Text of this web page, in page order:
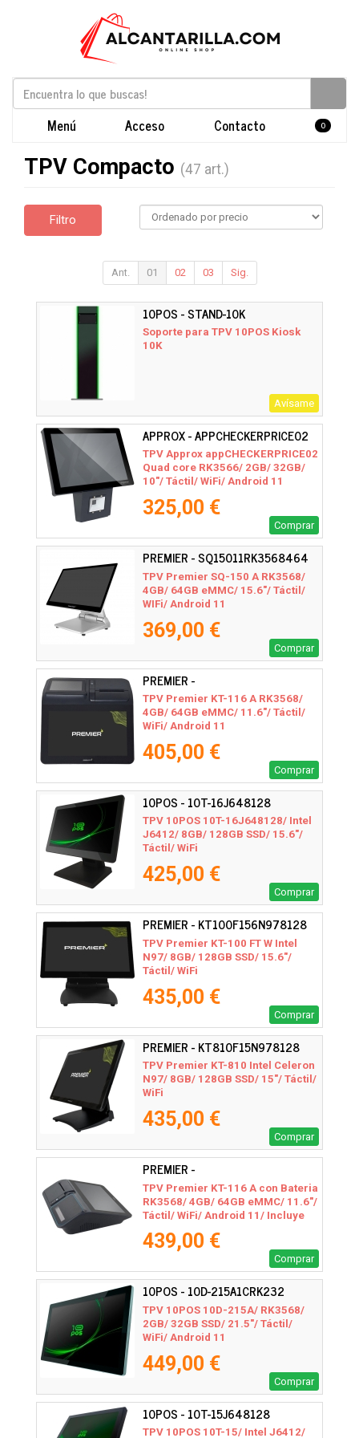
Menú Acceso Contacto 0
TPV Compacto (47 art.)
Filtro
Ant. 01 02 03 Sig.
10POS - STAND-10K
Soporte para TPV 10POS Kiosk
10K
Avísame
APPROX - APPCHECKERPRICE02
TPV Approx appCHECKERPRICE02
Quad core RK3566/ 2GB/ 32GB/
10"/ Táctil/ WiFi/ Android 11
325,00 €
Comprar
PREMIER - SQ15011RK3568464
TPV Premier SQ-150 A RK3568/
4GB/ 64GB eMMC/ 15.6"/ Táctil/
WIFi/ Android 11
369,00 €
Comprar
PREMIER -
KT116A11116RK356846480P5S
TPV Premier KT-116 A RK3568/
4GB/ 64GB eMMC/ 11.6"/ Táctil/
WiFi/ Android 11
405,00 €
Comprar
10POS - 10T-16J648128
TPV 10POS 10T-16J648128/ Intel
J6412/ 8GB/ 128GB SSD/ 15.6"/
Táctil/ WiFi
425,00 €
Comprar
PREMIER - KT100F156N978128
TPV Premier KT-100 FT W Intel
N97/ 8GB/ 128GB SSD/ 15.6"/
Táctil/ WiFi
435,00 €
Comprar
PREMIER - KT810F15N978128
TPV Premier KT-810 Intel Celeron
N97/ 8GB/ 128GB SSD/ 15"/ Táctil/
WiFi
435,00 €
Comprar
PREMIER -
KT11611RK3568464P5B
TPV Premier KT-116 A con Bateria
RK3568/ 4GB/ 64GB eMMC/ 11.6"/
Táctil/ WiFi/ Android 11/ Incluye
439,00 €
Comprar
10POS - 10D-215A1CRK232
TPV 10POS 10D-215A/ RK3568/
2GB/ 32GB SSD/ 21.5"/ Táctil/
WiFi/ Android 11
449,00 €
Comprar
10POS - 10T-15J648128
TPV 10POS 10T-15/ Intel J6412/